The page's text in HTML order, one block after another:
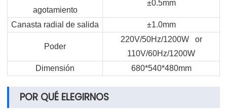
agotamiento
±0.5mm
Canasta radial de salida ±1.0mm
Poder
220V/50Hz/1200W or
110V/60Hz/1200W
Dimensión
680*540*480mm
POR QUÉ ELEGIRNOS